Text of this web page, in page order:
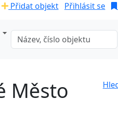
Přidat objekt Přihlásit se
Město